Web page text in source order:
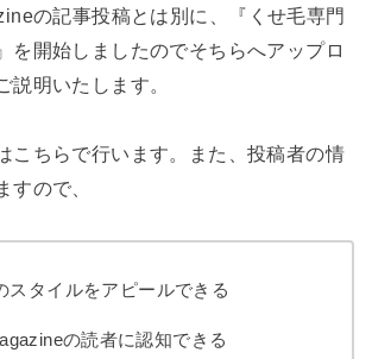
の記事投稿とは別に、『くせ毛専門
を開始しましたのでそちらへアップロ
説明いたします。
こちらで行います。また、投稿者の情
すので、
スタイルをアピールできる
の読者に認知できる